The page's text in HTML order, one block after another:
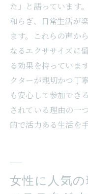
た」と語っています
和らぎ、日常生活が
ます。これらの声か
なるエクササイズに
る効果を持っていま
クターが親切かつ丁
も安心して参加でき
されている理由の一
的で活力ある生活を
女性に人気